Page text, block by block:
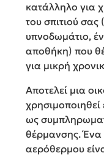
κατάλληλο για
του σπιτιού
υπνοδωμάτιο,
αποθήκη) που
για μικρή
Αποτελεί μια
χρησιμοποιηθεί
ως
θέρμανσης. Ένα
αερόθερμου